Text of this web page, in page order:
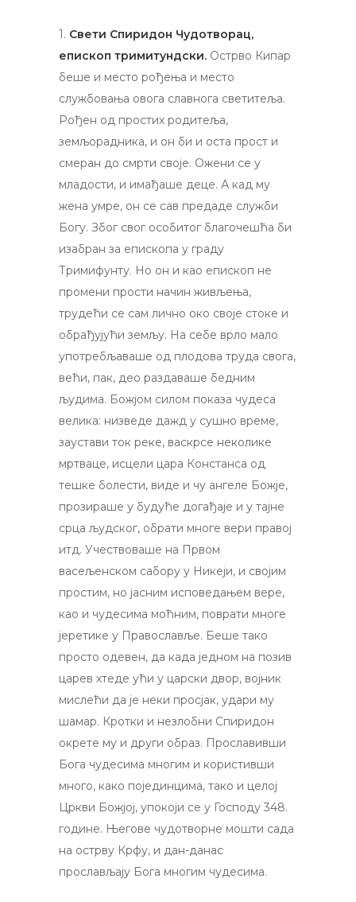
1. Свети Спиридон Чудотворац,
епископ тримитундски. Острво Кипар
беше и место рођења и место
службовања овога славнога светитеља.
Рођен од простих родитеља,
земљорадника, и он би и оста прост и
смеран до смрти своје. Ожени се у
младости, и имађаше деце. А кад му
жена умре, он се сав предаде служби
Богу. Због свог особитог благочешћа би
изабран за епископа у граду
Тримифунту. Но он и као епископ не
промени прости начин живљења,
трудећи се сам лично око своје стоке и
обрађујући земљу. На себе врло мало
употребљаваше од плодова труда свога,
већи, пак, део раздаваше бедним
људима. Божјом силом показа чудеса
велика: низведе дажд у сушно време,
заустави ток реке, васкрсе неколике
мртваце, исцели цара Констанса од
тешке болести, виде и чу ангеле Божје,
прозираше у будуће догађаје и у тајне
срца људског, обрати многе вери правој
итд. Учествоваше на Првом
васељенском сабору у Никеји, и својим
простим, но јасним исповедањем вере,
као и чудесима моћним, поврати многе
јеретике у Православље. Беше тако
просто одевен, да када једном на позив
царев хтеде ући у царски двор, војник
мислећи да је неки просјак, удари му
шамар. Кротки и незлобни Спиридон
окрете му и други образ. Прославивши
Бога чудесима многим и користивши
много, како појединцима, тако и целој
Цркви Божјој, упокоји се у Господу 348.
године. Његове чудотворне мошти сада
на острву Крфу, и дан-данас
прослављају Бога многим чудесима.